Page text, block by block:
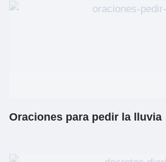
Oraciones para pedir la lluvia